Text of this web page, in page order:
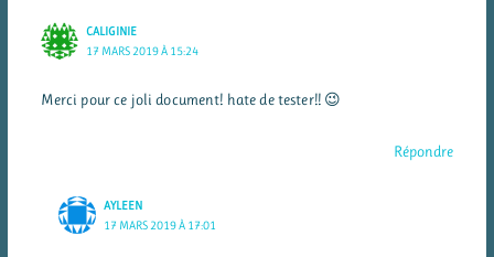
CALIGINIE
17 MARS 2019 À 15:24
Merci pour ce joli document! hate de tester!! 😉
Répondre
AYLEEN
17 MARS 2019 À 17:01